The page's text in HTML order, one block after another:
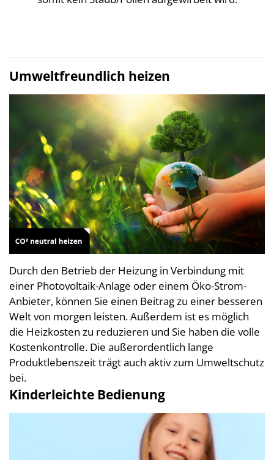
Umweltfreundlich heizen
Durch den Betrieb der Heizung in Verbindung mit
einer Photovoltaik-Anlage oder einem Öko-Strom-
Anbieter, können Sie einen Beitrag zu einer besseren
Welt von morgen leisten. Außerdem ist es möglich
die Heizkosten zu reduzieren und Sie haben die volle
Kostenkontrolle. Die außerordentlich lange
Produktlebenszeit trägt auch aktiv zum Umweltschutz
bei.
Kinderleichte Bedienung